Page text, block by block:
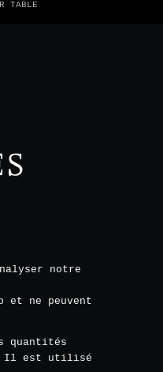
notre
et ne peuvent
quantités
Il est utilisé